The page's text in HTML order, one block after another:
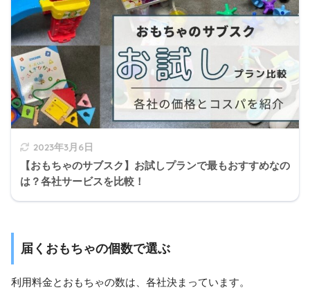
2023年3月6日
【おもちゃのサブスク】お試しプランで最もおすすめなの
は？各社サービスを比較！
届くおもちゃの個数で選ぶ
利用料金とおもちゃの数は、各社決まっています。